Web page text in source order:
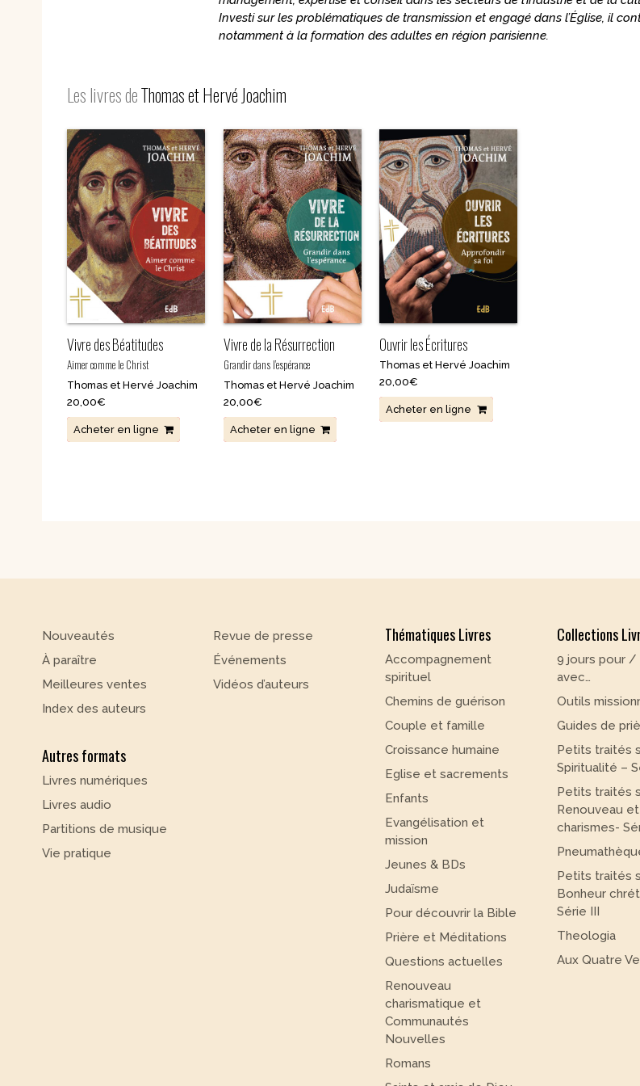
Spiritualité
Ecologie
chrétien – Série III
Pneumathèque
CD
Investi sur les problématiques de transmission et engagé dans l’Église, il
notamment à la formation des adultes en région parisienne.
Les livres deThomas et Hervé Joachim
Vivre des Béatitudes
Aimer comme le Christ
Thomas et Hervé Joachim
20,00€
Acheter en ligne
Vivre de la Résurrection
Grandir dans l’espérance
Thomas et Hervé Joachim
20,00€
Acheter en ligne
Ouvrir les Écritures
Thomas et Hervé Joachim
20,00€
Acheter en ligne
Nouveautés
À paraître
Meilleures ventes
Index des auteurs
Autres formats
Livres numériques
Livres audio
Partitions de musique
Vie pratique
Revue de presse
Événements
Vidéos d’auteurs
Thématiques Livres
Accompagnement
spirituel
Chemins de guérison
Couple et famille
Croissance humaine
Eglise et sacrements
Enfants
Evangélisation et
mission
Jeunes & BDs
Judaïsme
Pour découvrir la Bible
Prière et Méditations
Questions actuelles
Renouveau
charismatique et
Communautés
Nouvelles
Romans
Collections
9 jours pour /
avec…
Outils
Guides de
Petits traités
Spiritualité –
Petits traités
Renouveau et
charismes-
Petits traités
Bonheur
Série III
Theologia
Aux Quatre